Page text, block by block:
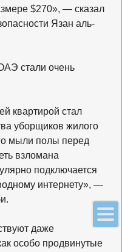
$270», — сказал
Язан аль-
стали очень
квартирой стал
уборщиков жилого
мыли полы перед
взломана
подключается
интернету», —
даже
особо продвинутые